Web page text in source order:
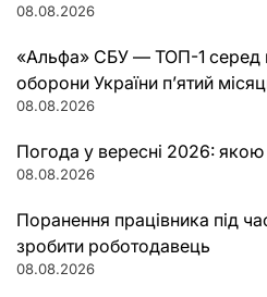
08.08.2026
«Альфа» СБУ — ТОП-1 серед
оборони України п’ятий
08.08.2026
Погода у вересні 2026: якою
08.08.2026
Поранення працівника під
зробити роботодавець
08.08.2026